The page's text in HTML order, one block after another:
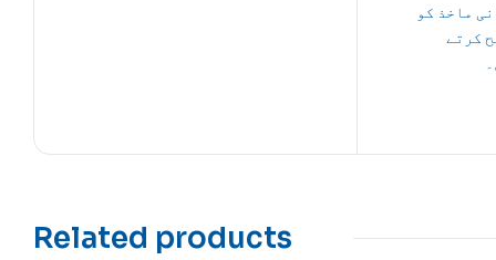
ماخذ کو
کرتے
Related products